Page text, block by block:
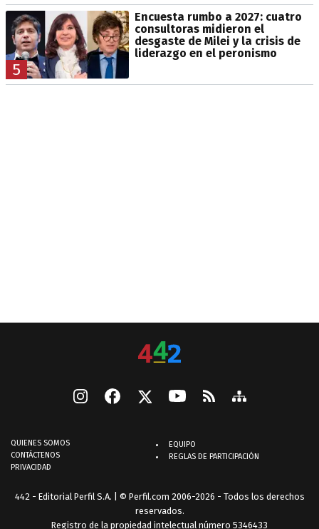
5
Encuesta rumbo a 2027: cuatro
consultoras midieron el
desgaste de Milei y la crisis de
liderazgo en el peronismo
QUIENES SOMOS
CONTÁCTENOS
PRIVACIDAD
EQUIPO
REGLAS DE PARTICIPACIÓN
442 - Editorial Perfil S.A. | © Perfil.com 2006-2026 - Todos los derechos
reservados.
Registro de la propiedad intelectual número 5346433